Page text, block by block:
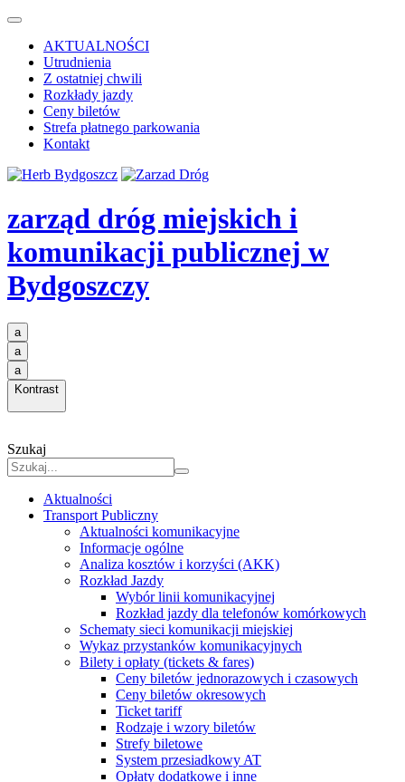
AKTUALNOŚCI
Utrudnienia
Z ostatniej chwili
Rozkłady jazdy
Ceny biletów
Strefa płatnego parkowania
Kontakt
zarząd dróg miejskich i
komunikacji publicznej w
Bydgoszczy
a
a
a
Kontrast
Szukaj
Aktualności
Transport Publiczny
Aktualności komunikacyjne
Informacje ogólne
Analiza kosztów i korzyści (AKK)
Rozkład Jazdy
Wybór linii komunikacyjnej
Rozkład jazdy dla telefonów komórkowych
Schematy sieci komunikacji miejskiej
Wykaz przystanków komunikacyjnych
Bilety i opłaty (tickets & fares)
Ceny biletów jednorazowych i czasowych
Ceny biletów okresowych
Ticket tariff
Rodzaje i wzory biletów
Strefy biletowe
System przesiadkowy AT
Opłaty dodatkowe i inne